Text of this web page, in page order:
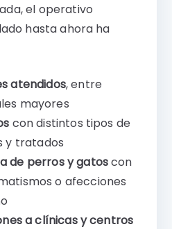
el operativo
hasta ahora ha
atendidos, entre
mayores
con distintos tipos de
y tratados
de perros y gatoscon
o afecciones
a clínicas y centros